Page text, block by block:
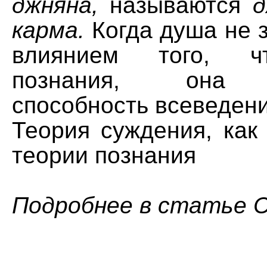
карма. Когда душа не
влиянием того,
познания, она
способность
Теория суждения,
теории познания
Подробнее в статье